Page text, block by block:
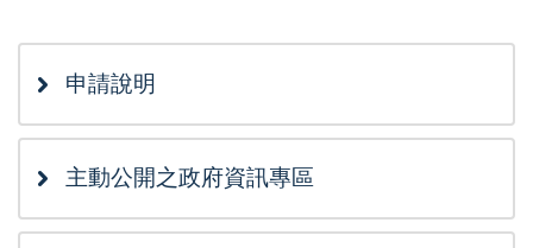
申請說明
主動公開之政府資訊專區